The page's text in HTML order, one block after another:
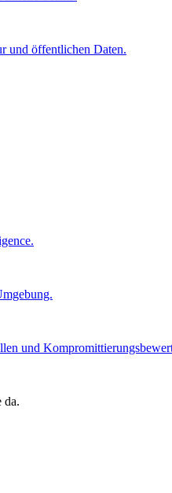
und öffentlichen Daten.
und
da.